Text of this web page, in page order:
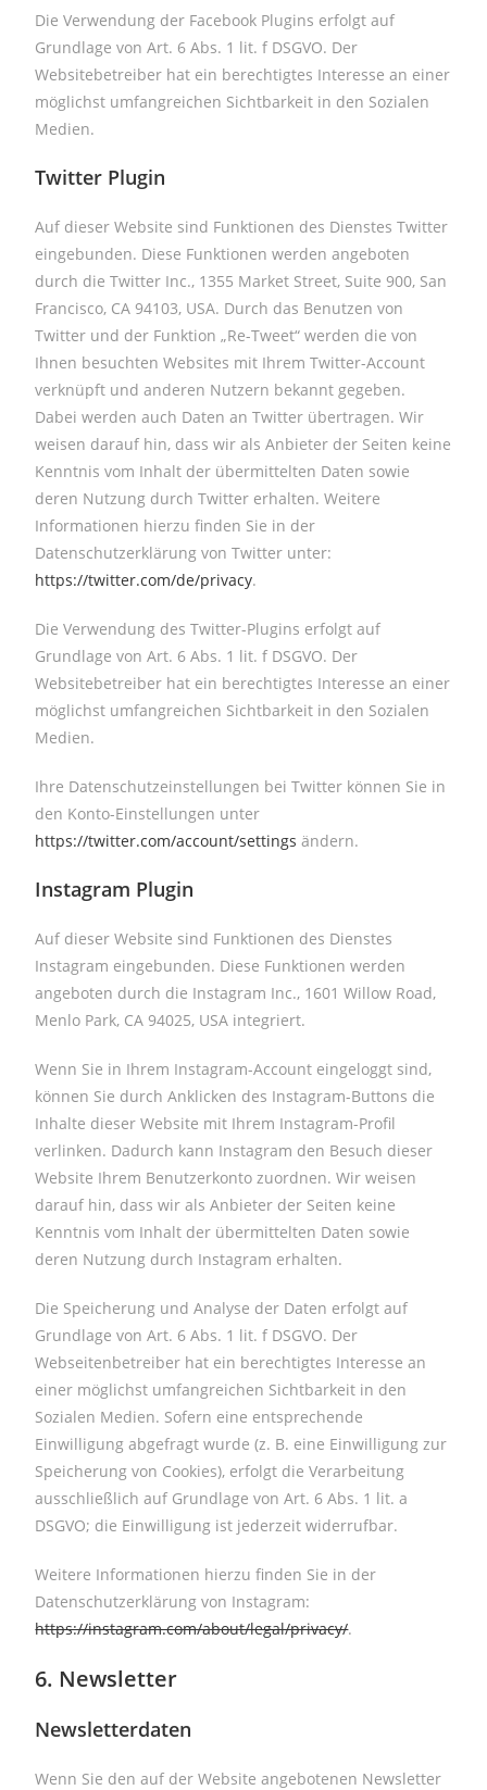
Die Verwendung der Facebook Plugins erfolgt auf
Grundlage von Art. 6 Abs. 1 lit. f DSGVO. Der
Websitebetreiber hat ein berechtigtes Interesse an einer
möglichst umfangreichen Sichtbarkeit in den Sozialen
Medien.
Twitter Plugin
Auf dieser Website sind Funktionen des Dienstes Twitter
eingebunden. Diese Funktionen werden angeboten
durch die Twitter Inc., 1355 Market Street, Suite 900, San
Francisco, CA 94103, USA. Durch das Benutzen von
Twitter und der Funktion „Re-Tweet“ werden die von
Ihnen besuchten Websites mit Ihrem Twitter-Account
verknüpft und anderen Nutzern bekannt gegeben.
Dabei werden auch Daten an Twitter übertragen. Wir
weisen darauf hin, dass wir als Anbieter der Seiten keine
Kenntnis vom Inhalt der übermittelten Daten sowie
deren Nutzung durch Twitter erhalten. Weitere
Informationen hierzu finden Sie in der
Datenschutzerklärung von Twitter unter:
https://twitter.com/de/privacy.
Die Verwendung des Twitter-Plugins erfolgt auf
Grundlage von Art. 6 Abs. 1 lit. f DSGVO. Der
Websitebetreiber hat ein berechtigtes Interesse an einer
möglichst umfangreichen Sichtbarkeit in den Sozialen
Medien.
Ihre Datenschutzeinstellungen bei Twitter können Sie in
den Konto-Einstellungen unter
https://twitter.com/account/settings ändern.
Instagram Plugin
Auf dieser Website sind Funktionen des Dienstes
Instagram eingebunden. Diese Funktionen werden
angeboten durch die Instagram Inc., 1601 Willow Road,
Menlo Park, CA 94025, USA integriert.
Wenn Sie in Ihrem Instagram-Account eingeloggt sind,
können Sie durch Anklicken des Instagram-Buttons die
Inhalte dieser Website mit Ihrem Instagram-Profil
verlinken. Dadurch kann Instagram den Besuch dieser
Website Ihrem Benutzerkonto zuordnen. Wir weisen
darauf hin, dass wir als Anbieter der Seiten keine
Kenntnis vom Inhalt der übermittelten Daten sowie
deren Nutzung durch Instagram erhalten.
Die Speicherung und Analyse der Daten erfolgt auf
Grundlage von Art. 6 Abs. 1 lit. f DSGVO. Der
Webseitenbetreiber hat ein berechtigtes Interesse an
einer möglichst umfangreichen Sichtbarkeit in den
Sozialen Medien. Sofern eine entsprechende
Einwilligung abgefragt wurde (z. B. eine Einwilligung zur
Speicherung von Cookies), erfolgt die Verarbeitung
ausschließlich auf Grundlage von Art. 6 Abs. 1 lit. a
DSGVO; die Einwilligung ist jederzeit widerrufbar.
Weitere Informationen hierzu finden Sie in der
Datenschutzerklärung von Instagram:
https://instagram.com/about/legal/privacy/.
6. Newsletter
Newsletterdaten
Wenn Sie den auf der Website angebotenen Newsletter